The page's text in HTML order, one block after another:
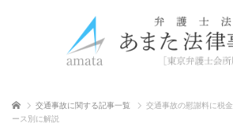
ホーム 交通事故に関する記事一覧
交通事故の慰謝料に税
ース別に解説